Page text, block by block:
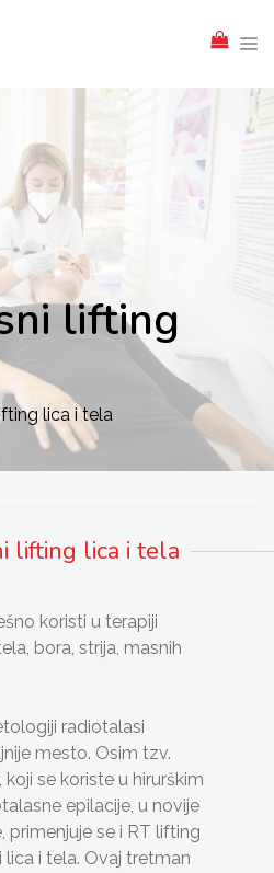
lifting
lica i tela
lifting lica i tela
koristi u terapiji
bora, strija, masnih
radiotalasi
mesto. Osim tzv.
se koriste u hirurškim
epilacije, u novije
primenjuje se i RT lifting
lica i tela. Ovaj tretman